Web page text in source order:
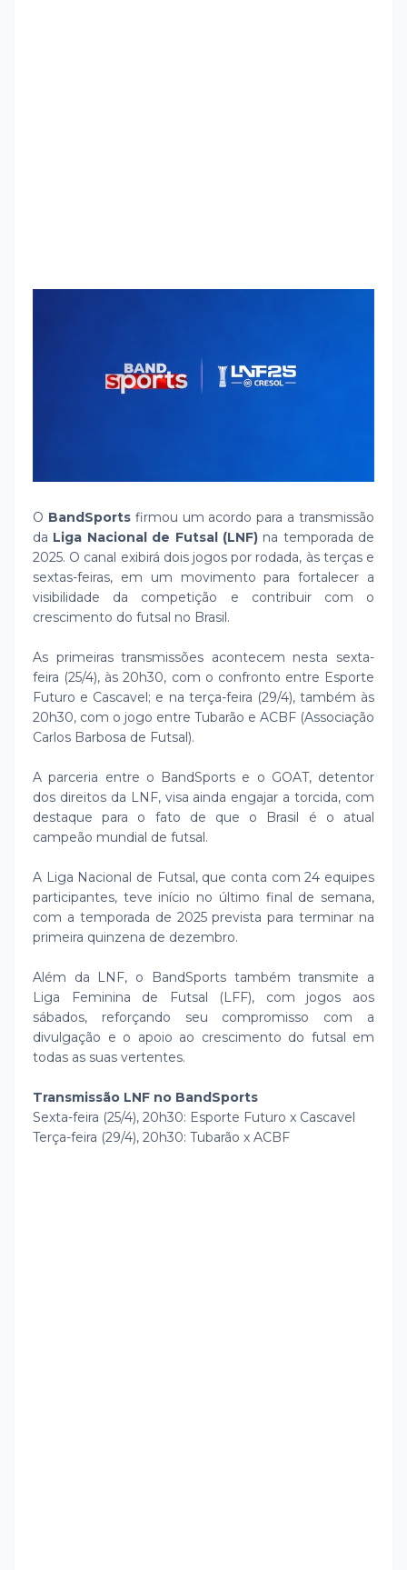
O BandSports firmou um acordo para a transmissão
da Liga Nacional de Futsal (LNF)na temporada de
2025. O canal exibirá dois jogos por rodada, às terças e
sextas-feiras, em um movimento para fortalecer a
visibilidade da competição e contribuir com o
crescimento do futsal no Brasil.
As primeiras transmissões acontecem nesta sexta-
feira (25/4), às 20h30, com o confronto entre Esporte
Futuro e Cascavel; e na terça-feira (29/4), também às
20h30, com o jogo entre Tubarão e ACBF (Associação
Carlos Barbosa de Futsal).
A parceria entre o BandSports e o GOAT, detentor
dos direitos da LNF, visa ainda engajar a torcida, com
destaque para o fato de que o Brasil é o atual
campeão mundial de futsal.
A Liga Nacional de Futsal, que conta com 24 equipes
participantes, teve início no último final de semana,
com a temporada de 2025 prevista para terminar na
primeira quinzena de dezembro.
Além da LNF, o BandSports também transmite a
Liga Feminina de Futsal (LFF), com jogos aos
sábados, reforçando seu compromisso com a
divulgação e o apoio ao crescimento do futsal em
todas as suas vertentes.
Transmissão LNF no BandSports
Sexta-feira (25/4), 20h30: Esporte Futuro x Cascavel
Terça-feira (29/4), 20h30: Tubarão x ACBF